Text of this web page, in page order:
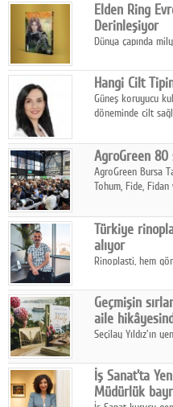
Elden Ring
Derinleşiyor
Dünya çapında
aksiyonu ve
sürdürüyor.
Hangi Cilt
Güneş koruyucu
döneminde cilt
AgroGreen 80
AgroGreen Bursa
Tohum, Fide,
Türkiye
alıyor
Rinoplasti, hem
biri konumunda.
Geçmişin
aile
Seçilay Yıldız'ın
katmanlı bir aile
İş Sanat'ta
Müdürlük